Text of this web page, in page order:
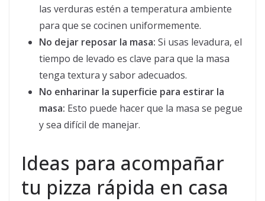
las verduras estén a temperatura ambiente
para que se cocinen uniformemente.
No dejar reposar la masa: Si usas levadura, el
tiempo de levado es clave para que la masa
tenga textura y sabor adecuados.
No enharinar la superficie para estirar la
masa: Esto puede hacer que la masa se pegue
y sea difícil de manejar.
Ideas para acompañar
tu pizza rápida en casa